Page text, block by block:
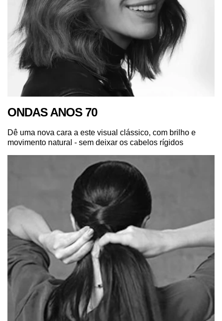
ONDAS ANOS 70
movimento natural - sem deixar os cabelos rígidos